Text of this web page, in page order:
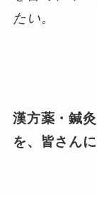
たい。
漢方薬・鍼
を、皆さん